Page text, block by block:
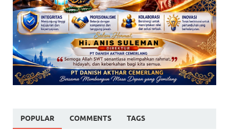
POPULAR COMMENTS TAGS